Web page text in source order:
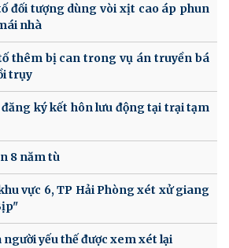
đối tượng dùng vòi xịt cao áp phun
nhà
thêm bị can trong vụ án truyền bá
trụy
ký kết hôn lưu động tại trại tạm
8 năm tù
vực 6, TP Hải Phòng xét xử giang
người yếu thế được xem xét lại